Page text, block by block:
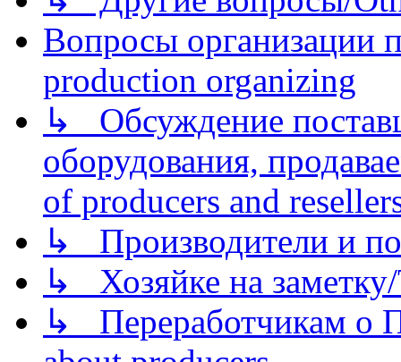
Вопросы организации
production organizing
↳ Обсуждение
оборудования,
of producers and
↳ Производители и
↳ Хозяйке на
↳ Переработчикам о